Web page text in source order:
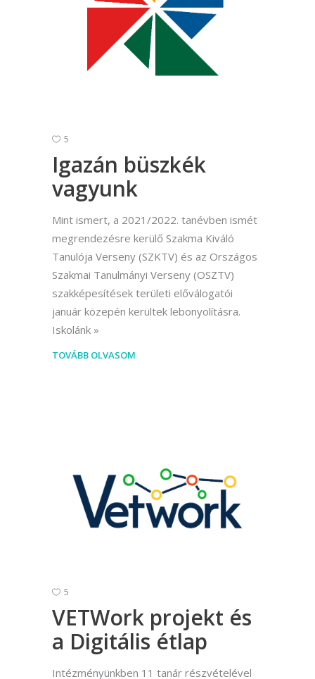
5
Igazán büszkék
vagyunk
Mint ismert, a 2021/2022. tanévben ismét
megrendezésre kerülő Szakma Kiváló
Tanulója Verseny (SZKTV) és az Országos
Szakmai Tanulmányi Verseny (OSZTV)
szakképesítések területi előválogatói
január közepén kerültek lebonyolításra.
Iskolánk
TOVÁBB OLVASOM
5
VETWork projekt és
a Digitális étlap
Intézményünkben 11 tanár részvételével